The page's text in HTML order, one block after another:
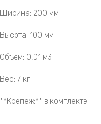
Ширина: 200 мм
Высота: 100 мм
Объем: 0,01 м3
Вес: 7 кг
**Крепеж:** в комплекте